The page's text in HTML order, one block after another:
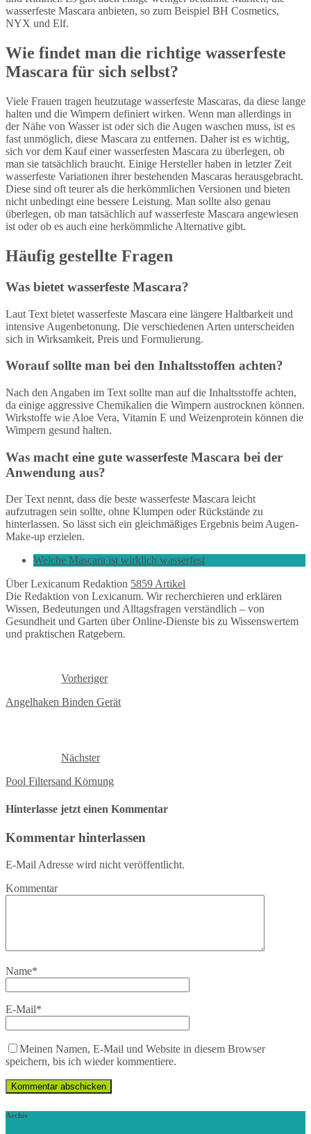
wasserfeste Mascara anbieten, so zum Beispiel BH Cosmetics,
NYX und Elf.
Wie findet man die richtige wasserfeste
Mascara für sich selbst?
Viele Frauen tragen heutzutage wasserfeste Mascaras, da diese lange
halten und die Wimpern definiert wirken. Wenn man allerdings in
der Nähe von Wasser ist oder sich die Augen waschen muss, ist es
fast unmöglich, diese Mascara zu entfernen. Daher ist es wichtig,
sich vor dem Kauf einer wasserfesten Mascara zu überlegen, ob
man sie tatsächlich braucht. Einige Hersteller haben in letzter Zeit
wasserfeste Variationen ihrer bestehenden Mascaras herausgebracht.
Diese sind oft teurer als die herkömmlichen Versionen und bieten
nicht unbedingt eine bessere Leistung. Man sollte also genau
überlegen, ob man tatsächlich auf wasserfeste Mascara angewiesen
ist oder ob es auch eine herkömmliche Alternative gibt.
Häufig gestellte Fragen
Was bietet wasserfeste Mascara?
Laut Text bietet wasserfeste Mascara eine längere Haltbarkeit und
intensive Augenbetonung. Die verschiedenen Arten unterscheiden
sich in Wirksamkeit, Preis und Formulierung.
Worauf sollte man bei den Inhaltsstoffen achten?
Nach den Angaben im Text sollte man auf die Inhaltsstoffe achten,
da einige aggressive Chemikalien die Wimpern austrocknen können.
Wirkstoffe wie Aloe Vera, Vitamin E und Weizenprotein können die
Wimpern gesund halten.
Was macht eine gute wasserfeste Mascara bei der
Anwendung aus?
Der Text nennt, dass die beste wasserfeste Mascara leicht
aufzutragen sein sollte, ohne Klumpen oder Rückstände zu
hinterlassen. So lässt sich ein gleichmäßiges Ergebnis beim Augen-
Make-up erzielen.
Welche Mascara ist wirklich wasserfest
Über Lexicanum Redaktion 5859 Artikel
Die Redaktion von Lexicanum. Wir recherchieren und erklären
Wissen, Bedeutungen und Alltagsfragen verständlich – von
Gesundheit und Garten über Online-Dienste bis zu Wissenswertem
und praktischen Ratgebern.
Vorheriger
Angelhaken Binden Gerät
Nächster
Pool Filtersand Körnung
Hinterlasse jetzt einen Kommentar
Kommentar hinterlassen
E-Mail Adresse wird nicht veröffentlicht.
Kommentar
Name*
E-Mail*
Meinen Namen, E-Mail und Website in diesem Browser
speichern, bis ich wieder kommentiere.
Archiv